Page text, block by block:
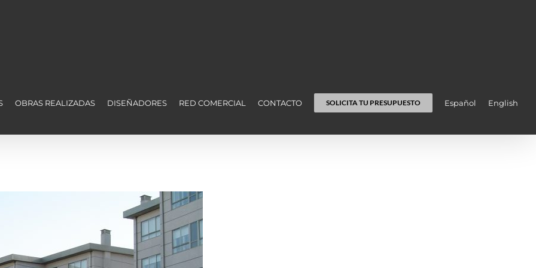
OBRAS REALIZADAS DISEÑADORES RED COMERCIAL CONTACTO SOLICITA TU PRESUPUESTO Español English